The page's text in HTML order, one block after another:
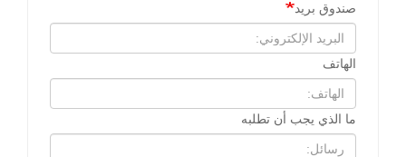
صندوق بريد
الهاتف
ما الذي يجب أن تطلبه